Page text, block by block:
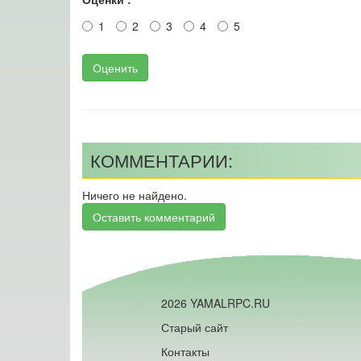
1
2 3 4 5
Оценить
КОММЕНТАРИИ:
Ничего не найдено.
Оставить комментарий
2026 YAMALRPC.RU
Старый сайт
Контакты